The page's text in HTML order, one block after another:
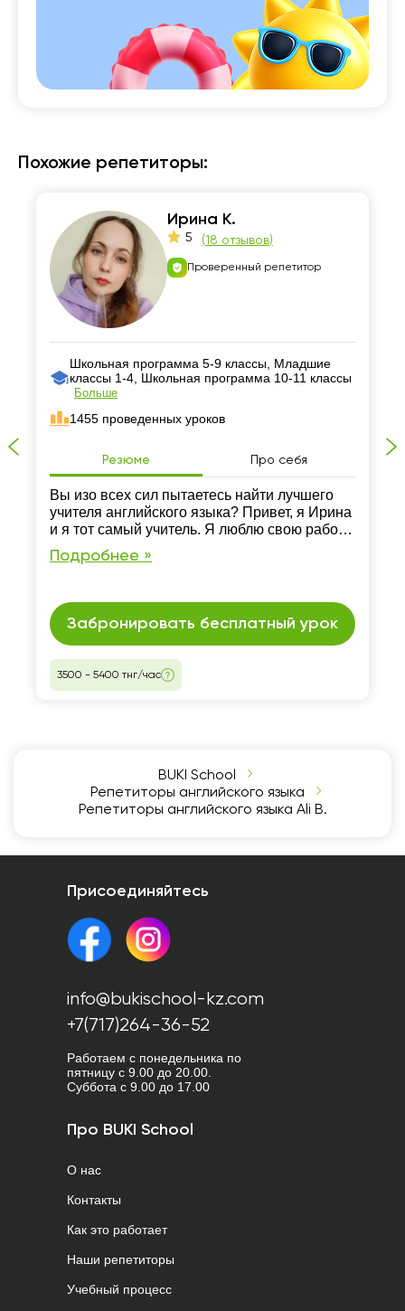
Похожие репетиторы:
Ирина К.
5 (18 отзывов)
Проверенный репетитор
Школьная программа 5-9 классы, Младшие
классы 1-4, Школьная программа 10-11 классы
Больше
1455 проведенных уроков
Резюме Про себя
Вы изо всех сил пытаетесь найти лучшего
учителя английского языка? Привет, я Ирина
и я тот самый учитель. Я люблю свою работу
и не могу представить свою жизнь без нее.
Подробнее »
Забронировать бесплатный урок
3500 - 5400 тнг/час
BUKI School
Репетиторы английского языка
Репетиторы английского языка Ali B.
Присоединяйтесь
info@bukischool-kz.com
+7(717)264-36-52
Работаем с понедельника по
пятницу с 9.00 до 20.00.
Cуббота с 9.00 до 17.00
Про BUKI School
О нас
Контакты
Как это работает
Наши репетиторы
Учебный процесс